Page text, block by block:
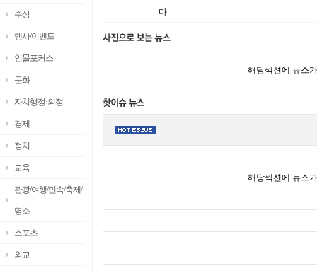
수상
행사/이벤트
인물포커스
문화
자치행정·의정
경제
정치
교육
관광/여행/민속/축제/
명소
스포츠
외교
다
해당섹션에 뉴스
해당섹션에 뉴스